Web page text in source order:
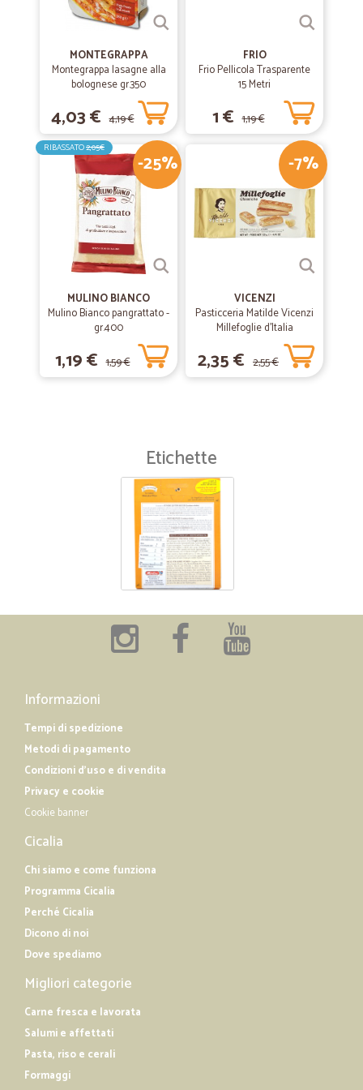
MONTEGRAPPA
Montegrappa lasagne alla
bolognese gr.350
4,03 € 4,19 €
FRIO
Frio Pellicola Trasparente
15 Metri
1 € 1,19 €
-25%
RIBASSATO2,05€
MULINO BIANCO
Mulino Bianco pangrattato -
gr.400
1,19 € 1,59 €
-7%
VICENZI
Pasticceria Matilde Vicenzi
Millefoglie d'Italia
Classiche 125 gr.
2,35 € 2,55 €
Etichette
Informazioni
Tempi di spedizione
Metodi di pagamento
Condizioni d'uso e di vendita
Privacy e cookie
Cookie banner
Cicalia
Chi siamo e come funziona
Programma Cicalia
Perché Cicalia
Dicono di noi
Dove spediamo
Migliori categorie
Carne fresca e lavorata
Salumi e affettati
Pasta, riso e cerali
Formaggi